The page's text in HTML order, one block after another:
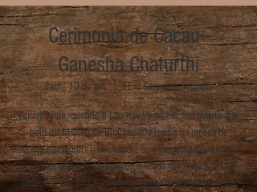
Cerimonia de Cacau -
Ganesha Chaturthi
dom., 10 de set.
  |
I.E.U Serpente Sagrada
Anualmente, quando a Lua nova está em seu quarto dia,
pelo mês Hindu de Bhadrapada (entre os meses de
agosto e setembro), comemora-se o Ganesha Chaturthi, o
aniversário do Deus mais querido por eles: Lord
Ganesha. Em 2023, comemoramos Oficialmente no dia